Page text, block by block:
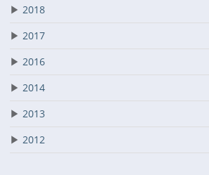
▶ 2018
▶ 2017
▶ 2016
▶ 2014
▶ 2013
▶ 2012